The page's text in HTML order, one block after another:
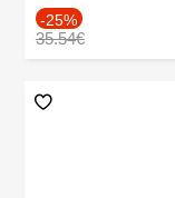
-25%
35.54€